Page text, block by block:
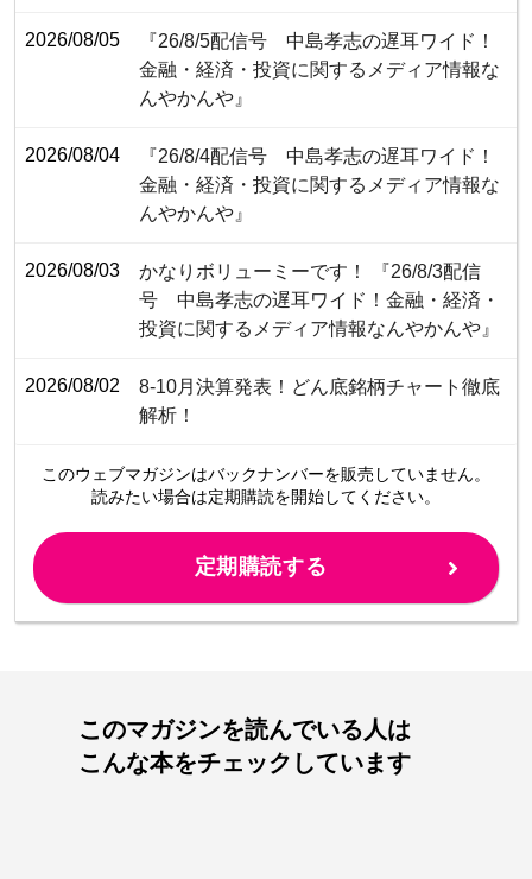
2026/08/05
『26/8/5配信号 中島孝志の遅耳ワイド！
金融・経済・投資に関するメディア情報な
んやかんや』
2026/08/04
『26/8/4配信号 中島孝志の遅耳ワイド！
金融・経済・投資に関するメディア情報な
んやかんや』
2026/08/03
かなりボリューミーです！ 『26/8/3配信
号 中島孝志の遅耳ワイド！金融・経済・
投資に関するメディア情報なんやかんや』
2026/08/02
8-10月決算発表！どん底銘柄チャート徹底
解析！
このウェブマガジンはバックナンバーを販売していません。
読みたい場合は定期購読を開始してください。
定期購読する
このマガジンを読んでいる人は
こんな本をチェックしています